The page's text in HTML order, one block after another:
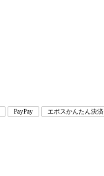
PayPay エポスかんたん決済